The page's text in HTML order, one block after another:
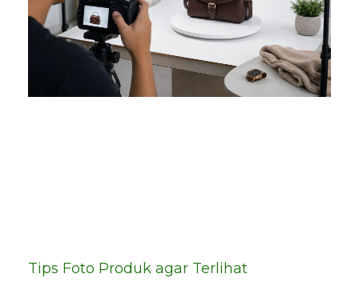
Tips Foto Produk agar Terlihat